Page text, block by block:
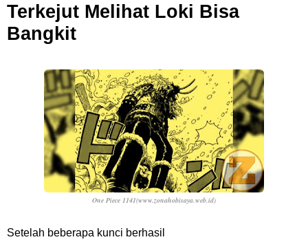
Terkejut Melihat Loki Bisa
Bangkit
One Piece 1141(www.zonahobisaya.web.id)
Setelah beberapa kunci berhasil